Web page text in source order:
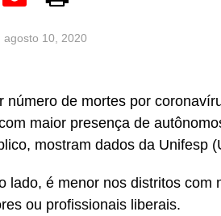
agosto 10, 2020
número de mortes por
maior presença de
mostram dados da Unifesp
lado, é menor nos distritos com
ou profissionais liberais.